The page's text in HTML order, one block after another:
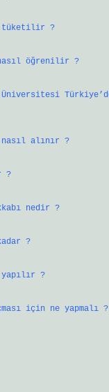
tüketilir ?
nasıl öğrenilir ?
alınır ?
?
nedir ?
?
?
için ne yapmalı ?